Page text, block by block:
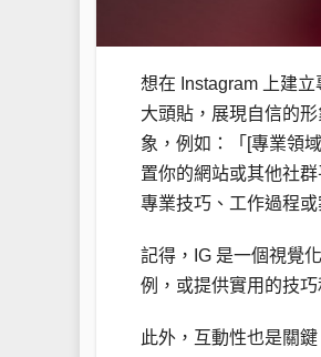
想在 Instagram 上建
大頭貼，展現自信的
象，例如：「[專業領
置你的網站或其他社
專業技巧、工作過程
記得，IG 是一個視覺
例，或提供實用的技
此外，互動性也是關